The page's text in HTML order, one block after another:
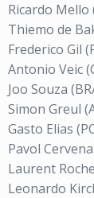
Ricardo Mello
Thiemo de
Frederico Gil
Antonio Veic
Joo Souza
Simon Greul
Gasto Elias
Pavol
Laurent
Leonardo